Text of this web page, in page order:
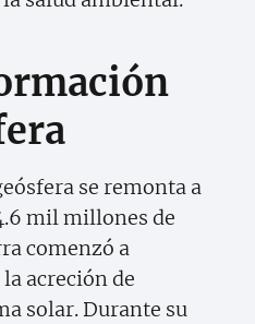
se remonta a
mil millones de
comenzó a
acreción de
solar. Durante su